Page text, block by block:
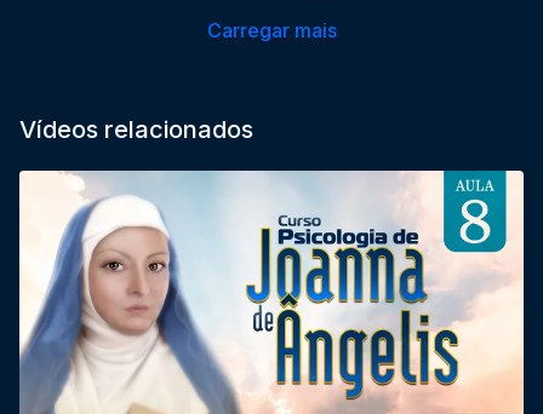
Carregar mais
Vídeos relacionados